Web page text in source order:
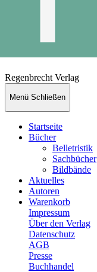
Regenbrecht Verlag
Menü Schließen
Startseite
Bücher
Belletristik
Sachbücher
Bildbände
Aktuelles
Autoren
Warenkorb
Impressum
Über den Verlag
Datenschutz
AGB
Presse
Buchhandel